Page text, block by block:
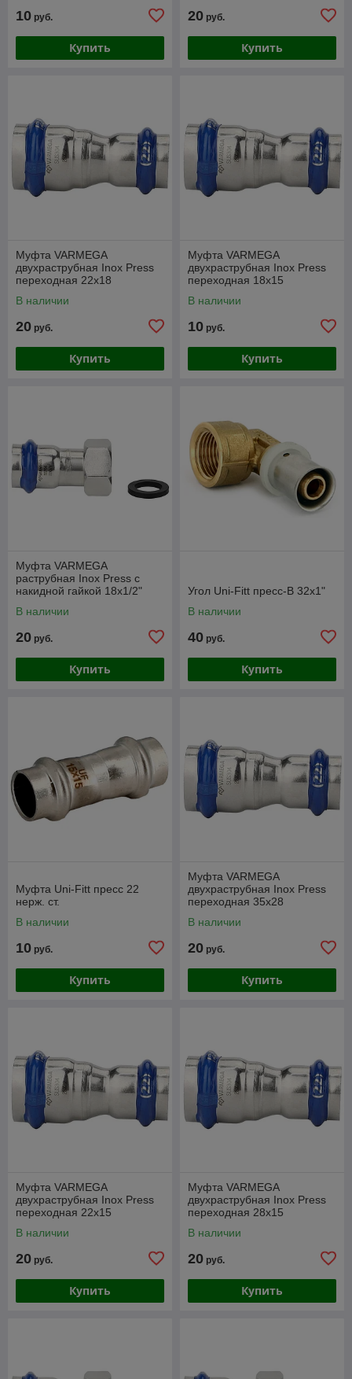
10 руб.
Купить
20 руб.
Купить
Муфта VARMEGA
двухраструбная Inox Press
переходная 22x18
В наличии
20 руб.
Купить
Муфта VARMEGA
двухраструбная Inox Press
переходная 18x15
В наличии
10 руб.
Купить
Муфта VARMEGA
раструбная Inox Press с
накидной гайкой 18x1/2"
В наличии
20 руб.
Купить
Угол Uni-Fitt пресс-В 32х1"
В наличии
40 руб.
Купить
Муфта Uni-Fitt пресс 22
нерж. ст.
В наличии
10 руб.
Купить
Муфта VARMEGA
двухраструбная Inox Press
переходная 35x28
В наличии
20 руб.
Купить
Муфта VARMEGA
двухраструбная Inox Press
переходная 22x15
В наличии
20 руб.
Купить
Муфта VARMEGA
двухраструбная Inox Press
переходная 28x15
В наличии
20 руб.
Купить